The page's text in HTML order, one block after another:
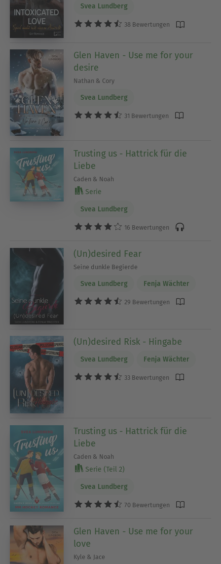
Svea Lundberg
38 Bewertungen
Glen Haven - Use me for your
desire
Nathan & Cory
Svea Lundberg
31 Bewertungen
Trusting us - Hattrick für die
Liebe
Caden & Noah
Serie
Svea Lundberg
16 Bewertungen
(Un)desired Fear
Seine dunkle Begierde
Svea Lundberg Fenja Wächter
29 Bewertungen
(Un)desired Risk - Hingabe
Svea Lundberg Fenja Wächter
33 Bewertungen
Trusting us - Hattrick für die
Liebe
Caden & Noah
Serie (Teil 2)
Svea Lundberg
70 Bewertungen
Glen Haven - Use me for your
love
Kyle & Jace